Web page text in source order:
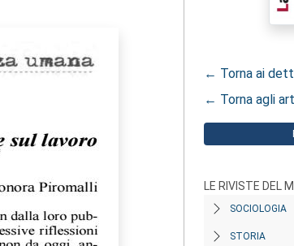
← Torna ai
← Torna agli
LE RIVISTE DEL
SOCIOLOGIA
STORIA